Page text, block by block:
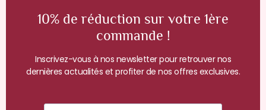
10% de réduction sur votre 1ère
commande !
Inscrivez-vous à nos newsletter pour retrouver nos
dernières actualités et profiter de nos offres exclusives.